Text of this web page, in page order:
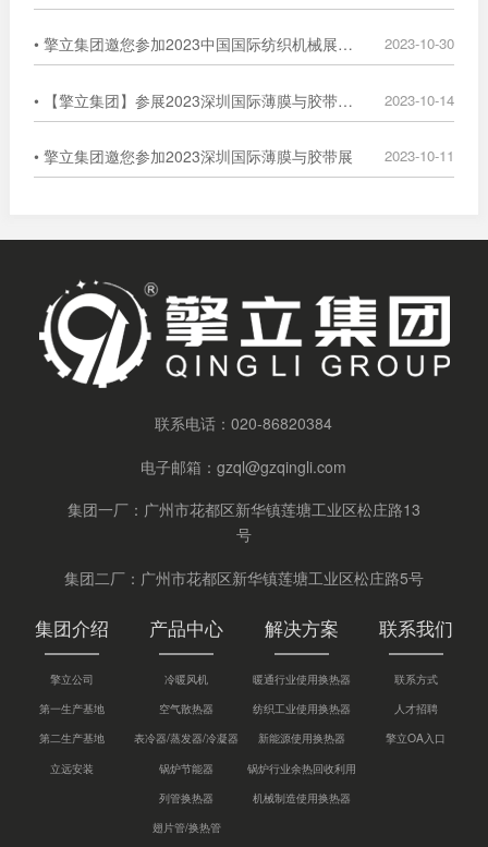
• 擎立集团邀您参加2023中国国际纺织机械展览会暨ITMA亚洲展览会 2023-10-30
• 【擎立集团】参展2023深圳国际薄膜与胶带展圆满落幕 2023-10-14
• 擎立集团邀您参加2023深圳国际薄膜与胶带展 2023-10-11
联系电话：020-86820384
电子邮箱：gzql@gzqingli.com
集团一厂：广州市花都区新华镇莲塘工业区松庄路13
号
集团二厂：广州市花都区新华镇莲塘工业区松庄路5号
集团介绍
擎立公司
第一生产基地
第二生产基地
立远安装
产品中心
冷暖风机
空气散热器
表冷器/蒸发器/冷凝器
锅炉节能器
列管换热器
翅片管/换热管
解决方案
暖通行业使用换热器
纺织工业使用换热器
新能源使用换热器
锅炉行业余热回收利用
机械制造使用换热器
联系我们
联系方式
人才招聘
擎立OA入口